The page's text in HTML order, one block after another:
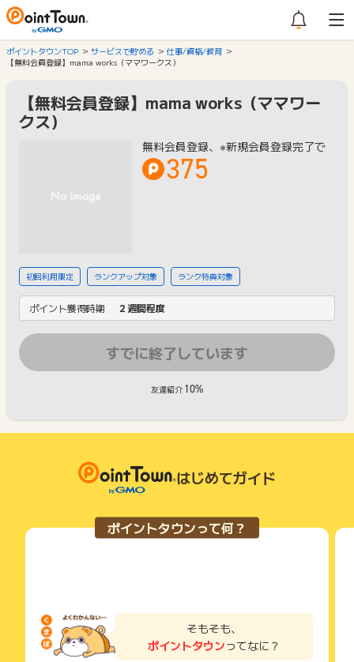
ポイントタウンTOP サービスで貯める
仕事/資格/教育
【無料会員登録】mama works（ママワークス）
【無料会員登録】mama works（ママワー
クス）
無料会員登録、※新規会員登録完了で
375
初回利用限定 ランクアップ対象 ランク特典対象
ポイント獲得時期 ２週間程度
すでに終了しています
友達紹介 10%
はじめてガイド
ポイントタウンって何？
そもそも、
ポイントタウンってなに？